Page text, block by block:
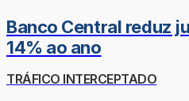
Banco Central reduz
14% ao ano
TRÁFICO INTERCEPTADO